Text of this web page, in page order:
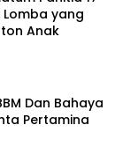
yang
Anak
Dan Bahaya
Pertamina